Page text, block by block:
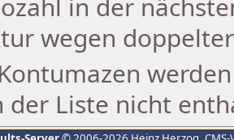
in der
wegen
Kontumazen
der Liste nicht